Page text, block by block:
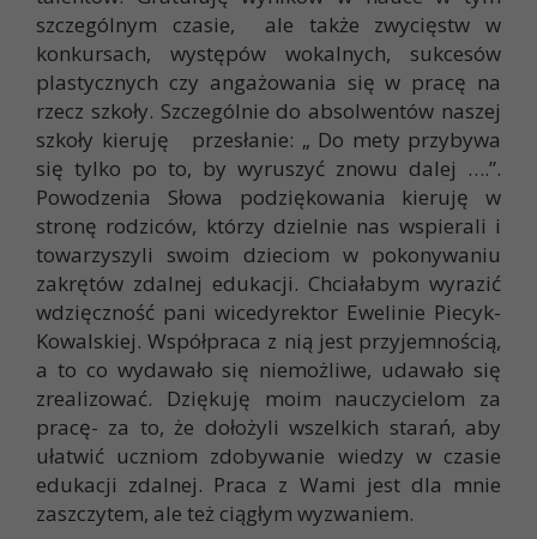
szczególnym czasie, ale także zwycięstw w
konkursach, występów wokalnych, sukcesów
plastycznych czy angażowania się w pracę na
rzecz szkoły. Szczególnie do absolwentów naszej
szkoły kieruję przesłanie: „ Do mety przybywa
się tylko po to, by wyruszyć znowu dalej ….”.
Powodzenia Słowa podziękowania kieruję w
stronę rodziców, którzy dzielnie nas wspierali i
towarzyszyli swoim dzieciom w pokonywaniu
zakrętów zdalnej edukacji. Chciałabym wyrazić
wdzięczność pani wicedyrektor Ewelinie Piecyk-
Kowalskiej. Współpraca z nią jest przyjemnością,
a to co wydawało się niemożliwe, udawało się
zrealizować. Dziękuję moim nauczycielom za
pracę- za to, że dołożyli wszelkich starań, aby
ułatwić uczniom zdobywanie wiedzy w czasie
edukacji zdalnej. Praca z Wami jest dla mnie
zaszczytem, ale też ciągłym wyzwaniem.